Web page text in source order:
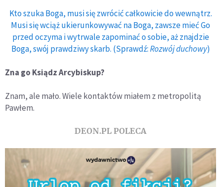
Kto szuka Boga, musi się zwrócić całkowicie do wewnątrz.
Musi się wciąż ukierunkowywać na Boga, zawsze mieć Go
przed oczyma i wytrwale zapominać o sobie, aż znajdzie
Boga, swój prawdziwy skarb. (Sprawdź:Rozwój duchowy)
Zna go Ksiądz Arcybiskup?
Znam, ale mało. Wiele kontaktów miałem z metropolitą
Pawłem.
DEON.PL POLECA